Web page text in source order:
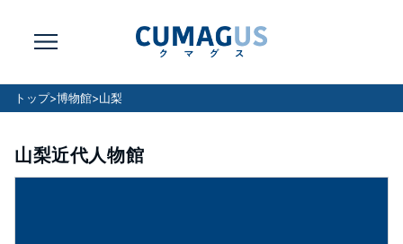
トップ>博物館>山梨
山梨近代人物館